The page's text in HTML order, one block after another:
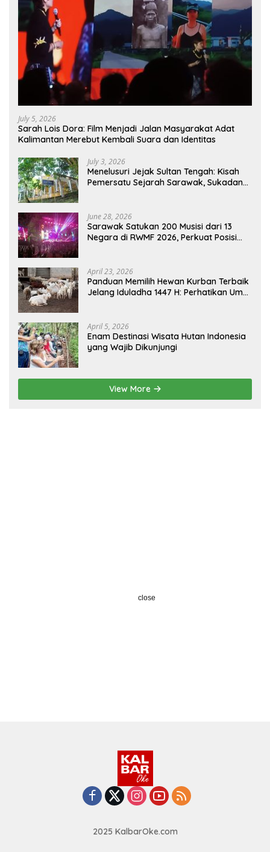
July 5, 2026
Sarah Lois Dora: Film Menjadi Jalan Masyarakat Adat
Kalimantan Merebut Kembali Suara dan Identitas
July 3, 2026
Menelusuri Jejak Sultan Tengah: Kisah
Pemersatu Sejarah Sarawak, Sukadana,
June 28, 2026
Sarawak Satukan 200 Musisi dari 13
Negara di RWMF 2026, Perkuat Posisi
April 23, 2026
Panduan Memilih Hewan Kurban Terbaik
Jelang Iduladha 1447 H: Perhatikan Umur
April 5, 2026
Enam Destinasi Wisata Hutan Indonesia
yang Wajib Dikunjungi
View More
2025 KalbarOke.com
close